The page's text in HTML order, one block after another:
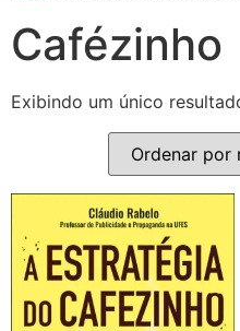
Cafézinho
Exibindo um único